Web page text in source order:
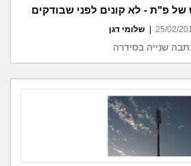
פ"ת - לא קונים לפני שבודקים
25/02/ שלומי דגן
שנייה בסידרה